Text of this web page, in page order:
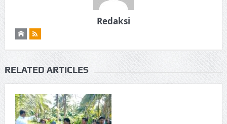
Redaksi
RELATED ARTICLES